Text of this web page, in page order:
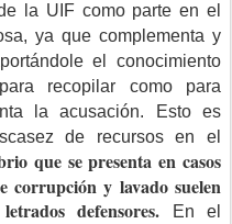
la UIF como parte en el
ya que complementa y
el conocimiento
recopilar como para
la acusación. Esto es
de recursos en el
que se presenta en casos
corrupción y lavado suelen
defensores.
En el